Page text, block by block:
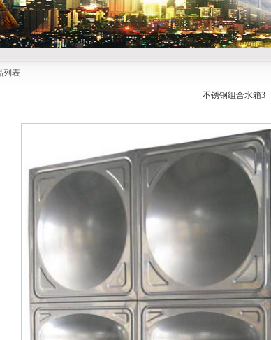
列表
不锈钢组合水箱3